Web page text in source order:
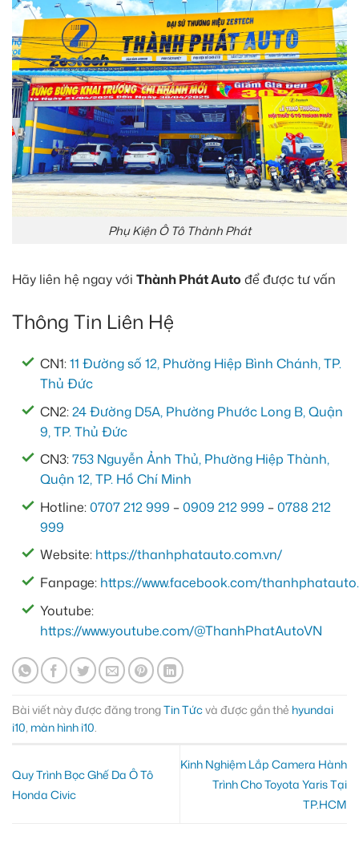
Phụ Kiện Ô Tô Thành Phát
Hãy liên hệ ngay với Thành Phát Auto để được tư vấn
Thông Tin Liên Hệ
CN1:11 Đường số 12, Phường Hiệp Bình Chánh, TP.
Thủ Đức
CN2:24 Đường D5A, Phường Phước Long B, Quận
9, TP. Thủ Đức
CN3:753 Nguyễn Ảnh Thủ, Phường Hiệp Thành,
Quận 12, TP. Hồ Chí Minh
Hotline:0707 212 999 –0909 212 999 –0788 212
999
Website: https://thanhphatauto.com.vn/
Fanpage: https://www.facebook.com/
Youtube:
https://www.youtube.com/@ThanhPhatAutoVN
Bài viết này được đăng trongTin Tứcvà được gắn thẻ hyundai
i10 màn hình i10
Quy Trình Bọc Ghế Da Ô Tô
Honda Civic
Kinh Nghiệm Lắp Camera Hành
Trình Cho Toyota Yaris Tại
TP.HCM